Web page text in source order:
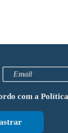
com a